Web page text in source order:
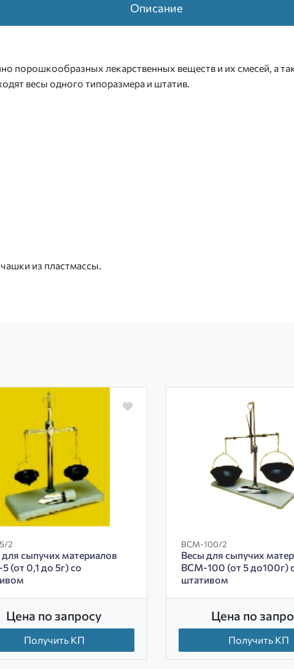
Описание
порошкообразных лекарственных веществ и их смесей, а
весы одного типоразмера и штатив.
из пластмассы.
2
сыпучих материалов
(от 0,1 до 5г) со
Цена по запросу
Получить КП
ВСМ-100/2
Весы для сыпучих
ВСМ-100 (от 5 до100г)
штативом
Цена по
Получить КП